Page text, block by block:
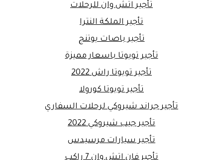
تأجير اتش وان للرحلات
تأجير الملكة النترا
تأجير باصات يوتنج
تأجير تويوتا باسعار مميزة
تأجير تويوتا راش 2022
تأجير تويوتا كورولا
تأجير جراند شيروكي لرحلات السفاري
تأجير جيب شيروكي 2022
تأجير سيارات مرسيدس
تأجير فان اتش وان 7 راكب